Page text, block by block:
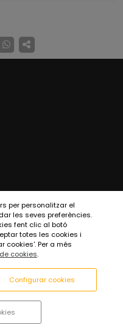
per personalitzar el
les seves preferències.
fent clic al botó
totes les cookies i
cookies'. Per a més
cookies.
Configurar cookies